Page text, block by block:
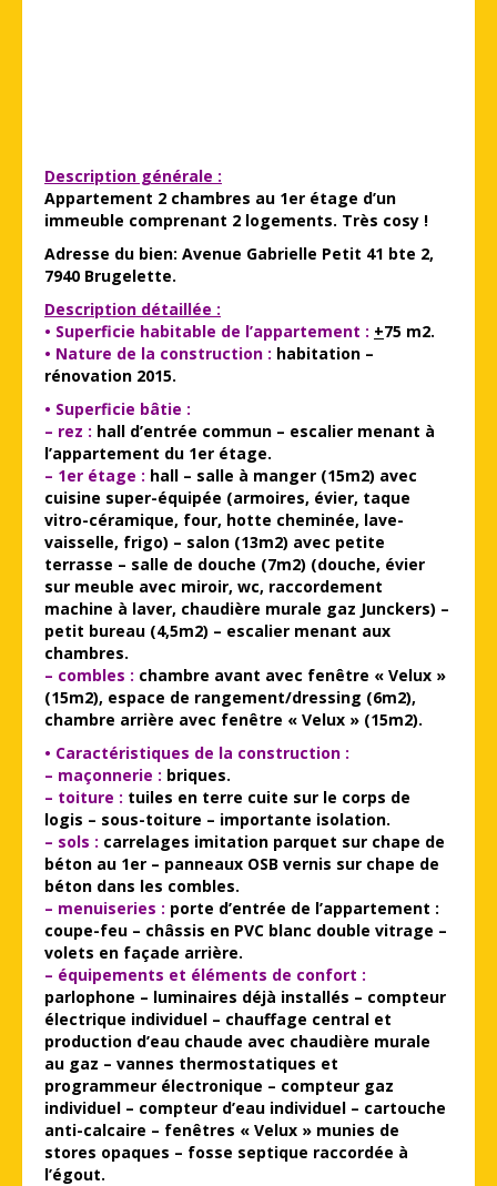
Description générale :
Appartement 2 chambres au 1er étage d’un
immeuble comprenant 2 logements. Très cosy !
Adresse du bien: Avenue Gabrielle Petit 41 bte 2,
7940 Brugelette.
Description détaillée :
• Superficie habitable de l’appartement : +75 m2.
• Nature de la construction : habitation –
rénovation 2015.
• Superficie bâtie :
– rez : hall d’entrée commun – escalier menant à
l’appartement du 1er étage.
– 1er étage : hall – salle à manger (15m2) avec
cuisine super-équipée (armoires, évier, taque
vitro-céramique, four, hotte cheminée, lave-
vaisselle, frigo) – salon (13m2) avec petite
terrasse – salle de douche (7m2) (douche, évier
sur meuble avec miroir, wc, raccordement
machine à laver, chaudière murale gaz Junckers) –
petit bureau (4,5m2) – escalier menant aux
chambres.
– combles : chambre avant avec fenêtre « Velux »
(15m2), espace de rangement/dressing (6m2),
chambre arrière avec fenêtre « Velux » (15m2).
• Caractéristiques de la construction :
– maçonnerie : briques.
– toiture : tuiles en terre cuite sur le corps de
logis – sous-toiture – importante isolation.
– sols : carrelages imitation parquet sur chape de
béton au 1er – panneaux OSB vernis sur chape de
béton dans les combles.
– menuiseries : porte d’entrée de l’appartement :
coupe-feu – châssis en PVC blanc double vitrage –
volets en façade arrière.
– équipements et éléments de confort :
parlophone – luminaires déjà installés – compteur
électrique individuel – chauffage central et
production d’eau chaude avec chaudière murale
au gaz – vannes thermostatiques et
programmeur électronique – compteur gaz
individuel – compteur d’eau individuel – cartouche
anti-calcaire – fenêtres « Velux » munies de
stores opaques – fosse septique raccordée à
l’égout.